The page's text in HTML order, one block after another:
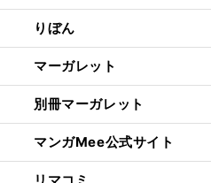
りぼん
マーガレット
別冊マーガレット
マンガMee公式サイト